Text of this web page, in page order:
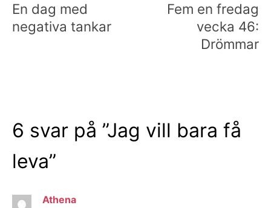
En dag med
negativa tankar
Fem en fredag
vecka 46:
Drömmar
6 svar på ”Jag vill bara få
leva”
Athena